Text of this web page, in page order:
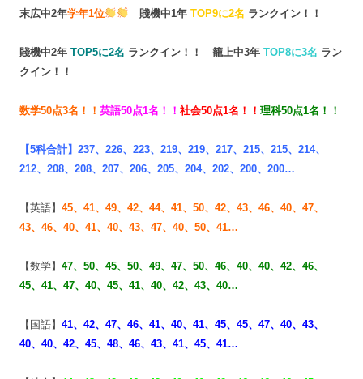
末広中2年学年1位 賤機中1年TOP9に2名 ランクイン！！
賤機中2年 TOP5に2名 ランクイン！！ 籠上中3年 TOP8に3名 ラン
クイン！！
数学50点3名！！ 英語50点1名！！ 社会50点1名！！ 理科50点1名！！
【5科合計】237、226、223、219、219、217、215、215、214、
212、208、208、207、206、205、204、202、200、200…
【英語】 45、41、49、42、44、 41、50、42、43、46、 40、47、
43、46、40、 41、40、43、47、40、50、41…
【数学】 47、50、 45、50、49、47、50、46、 40、40、42、46、
45、 41、47、40、45、41、 40、42、43、40…
【国語】 41、42、47、46、41、 40、41、45、45、47、 40、43、
40、40、42、45、48、46、43、41、45、41…